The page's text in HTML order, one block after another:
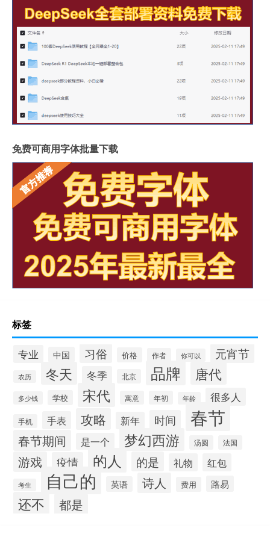
免费可商用字体批量下载
标签
专业 中国 习俗 价格 作者 你可以 元宵节
农历 冬天 冬季 北京 品牌 唐代
多少钱 学校 宋代 寓意 年初 年龄 很多人
手机 手表 攻略 新年 时间 春节
春节期间 是一个 梦幻西游 汤圆 法国
游戏 疫情 的人 的是 礼物 红包
考生 自己的 英语 诗人 费用 路易
还不 都是